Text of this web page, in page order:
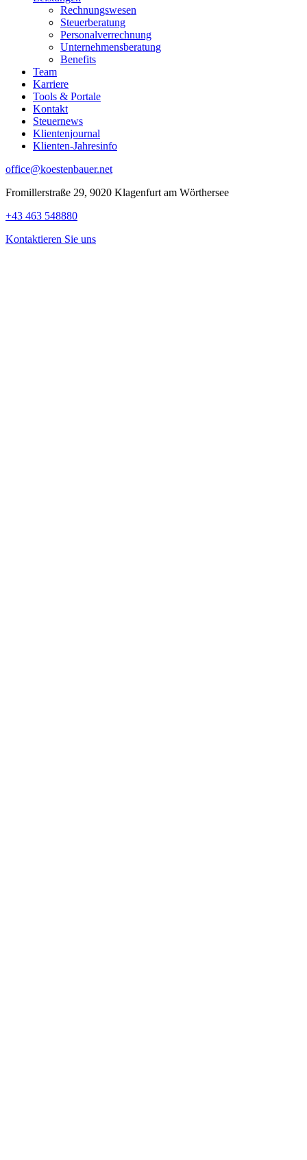
Rechnungswesen
Steuerberatung
Personalverrechnung
Unternehmensberatung
Benefits
Team
Karriere
Tools & Portale
Kontakt
Steuernews
Klientenjournal
Klienten-Jahresinfo
office@koestenbauer.net
Fromillerstraße 29, 9020 Klagenfurt am Wörthersee
+43 463 548880
Kontaktieren Sie uns